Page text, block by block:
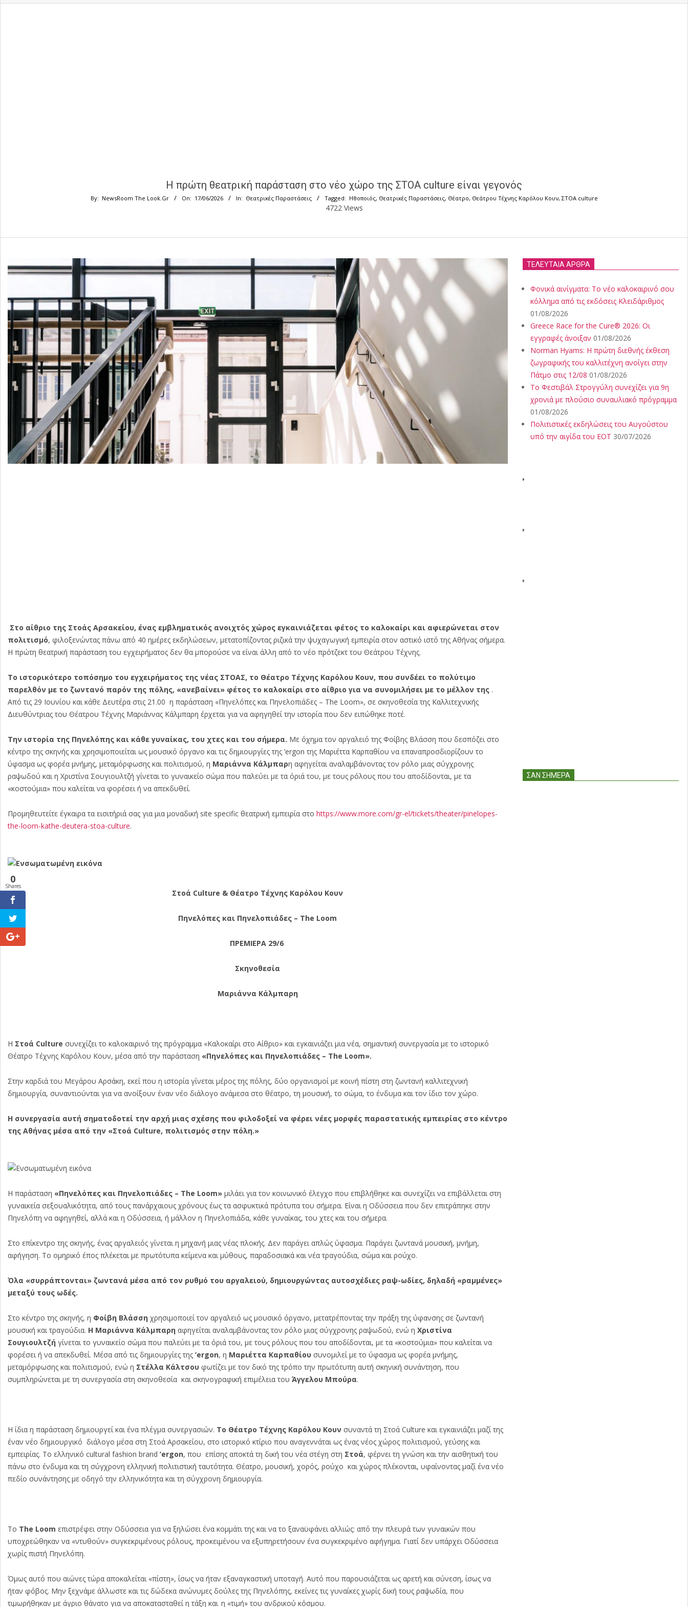
Η πρώτη θεατρική παράσταση στο νέο χώρο της ΣΤΟΑ culture είναι γεγονός
By: NewsRoom The Look.Gr On: 17/06/2026 In: Θεατρικές Παραστάσεις Tagged: Ηθοποιός, Θεατρικές Παραστάσεις, Θέατρο, Θεάτρου Τέχνης Καρόλου Κουν, ΣΤΟΑ culture
4722 Views
Στο αίθριο της Στοάς Αρσακείου, ένας εμβληματικός ανοιχτός χώρος εγκαινιάζεται φέτος το καλοκαίρι και αφιερώνεται στον
πολιτισμό, φιλοξενώντας πάνω από 40 ημέρες εκδηλώσεων, μετατοπίζοντας ριζικά την ψυχαγωγική εμπειρία στον αστικό ιστό της Αθήνας σήμερα.
Η πρώτη θεατρική παράσταση του εγχειρήματος δεν θα μπορούσε να είναι άλλη από το νέο πρότζεκτ του Θεάτρου Τέχνης.
Το ιστορικότερο τοπόσημο του εγχειρήματος της νέας ΣΤΟΑΣ, το Θέατρο Τέχνης Καρόλου Κουν, που συνδέει το πολύτιμο
παρελθόν με το ζωντανό παρόν της πόλης, «ανεβαίνει» φέτος το καλοκαίρι στο αίθριο για να συνομιλήσει με το μέλλον της .
Από τις 29 Ιουνίου και κάθε Δευτέρα στις 21.00 η παράσταση «Πηνελόπες και Πηνελοπιάδες – The Loom», σε σκηνοθεσία της Καλλιτεχνικής
Διευθύντριας του Θέατρου Τέχνης Μαριάννας Κάλμπαρη έρχεται για να αφηγηθεί την ιστορία που δεν ειπώθηκε ποτέ.
Την ιστορία της Πηνελόπης και κάθε γυναίκας, του χτες και του σήμερα. Με όχημα τον αργαλειό της Φοίβης Βλάσση που δεσπόζει στο
κέντρο της σκηνής και χρησιμοποιείται ως μουσικό όργανο και τις δημιουργίες της ’ergon της Μαριέττα Καρπαθίου να επαναπροσδιορίζουν το
ύφασμα ως φορέα μνήμης, μεταμόρφωσης και πολιτισμού, η Μαριάννα Κάλμπαρη αφηγείται αναλαμβάνοντας τον ρόλο μιας σύγχρονης
ραψωδού και η Χριστίνα Σουγιουλτζή γίνεται το γυναικείο σώμα που παλεύει με τα όριά του, με τους ρόλους που του αποδίδονται, με τα
«κοστούμια» που καλείται να φορέσει ή να απεκδυθεί.
Προμηθευτείτε έγκαιρα τα εισιτήριά σας για μια μοναδική site specific θεατρική εμπειρία στο https://www.more.com/gr-el/tickets/theater/pinelopes-
the-loom-kathe-deutera-stoa-culture.
Στοά Culture & Θέατρο Τέχνης Καρόλου Κουν
Πηνελόπες και Πηνελοπιάδες – The Loom
ΠΡΕΜΙΕΡΑ 29/6
Σκηνοθεσία
Μαριάννα Κάλμπαρη
Η Στοά Culture συνεχίζει το καλοκαιρινό της πρόγραμμα «Καλοκαίρι στο Αίθριο» και εγκαινιάζει μια νέα, σημαντική συνεργασία με το ιστορικό
Θέατρο Τέχνης Καρόλου Κουν, μέσα από την παράσταση «Πηνελόπες και Πηνελοπιάδες – The Loom».
Στην καρδιά του Μεγάρου Αρσάκη, εκεί που η ιστορία γίνεται μέρος της πόλης, δύο οργανισμοί με κοινή πίστη στη ζωντανή καλλιτεχνική
δημιουργία, συναντιούνται για να ανοίξουν έναν νέο διάλογο ανάμεσα στο θέατρο, τη μουσική, το σώμα, το ένδυμα και τον ίδιο τον χώρο.
Η συνεργασία αυτή σηματοδοτεί την αρχή μιας σχέσης που φιλοδοξεί να φέρει νέες μορφές παραστατικής εμπειρίας στο κέντρο
της Αθήνας μέσα από την «Στοά Culture, πολιτισμός στην πόλη.»
Η παράσταση «Πηνελόπες και Πηνελοπιάδες – The Loom» μιλάει για τον κοινωνικό έλεγχο που επιβλήθηκε και συνεχίζει να επιβάλλεται στη
γυναικεία σεξουαλικότητα, από τους πανάρχαιους χρόνους έως τα ασφυκτικά πρότυπα του σήμερα. Είναι η Οδύσσεια που δεν επιτράπηκε στην
Πηνελόπη να αφηγηθεί, αλλά και η Οδύσσεια, ή μάλλον η Πηνελοπιάδα, κάθε γυναίκας, του χτες και του σήμερα.
Στο επίκεντρο της σκηνής, ένας αργαλειός γίνεται η μηχανή μιας νέας πλοκής. Δεν παράγει απλώς ύφασμα. Παράγει ζωντανά μουσική, μνήμη,
αφήγηση. Το ομηρικό έπος πλέκεται με πρωτότυπα κείμενα και μύθους, παραδοσιακά και νέα τραγούδια, σώμα και ρούχο.
Όλα «συρράπτονται» ζωντανά μέσα από τον ρυθμό του αργαλειού, δημιουργώντας αυτοσχέδιες ραψ-ωδίες, δηλαδή «ραμμένες»
μεταξύ τους ωδές.
Στο κέντρο της σκηνής, η Φοίβη Βλάσση χρησιμοποιεί τον αργαλειό ως μουσικό όργανο, μετατρέποντας την πράξη της ύφανσης σε ζωντανή
μουσική και τραγούδια. Η Μαριάννα Κάλμπαρη αφηγείται αναλαμβάνοντας τον ρόλο μιας σύγχρονης ραψωδού, ενώ η Χριστίνα
Σουγιουλτζή γίνεται το γυναικείο σώμα που παλεύει με τα όριά του, με τους ρόλους που του αποδίδονται, με τα «κοστούμια» που καλείται να
φορέσει ή να απεκδυθεί. Μέσα από τις δημιουργίες της ’ergon, η Μαριέττα Καρπαθίου συνομιλεί με το ύφασμα ως φορέα μνήμης,
μεταμόρφωσης και πολιτισμού, ενώ η Στέλλα Κάλτσου φωτίζει με τον δικό της τρόπο την πρωτότυπη αυτή σκηνική συνάντηση, που
συμπληρώνεται με τη συνεργασία στη σκηνοθεσία και σκηνογραφική επιμέλεια του Άγγελου Μπούρα.
Η ίδια η παράσταση δημιουργεί και ένα πλέγμα συνεργασιών. Το Θέατρο Τέχνης Καρόλου Κουν συναντά τη Στοά Culture και εγκαινιάζει μαζί της
έναν νέο δημιουργικό διάλογο μέσα στη Στοά Αρσακείου, στο ιστορικό κτίριο που αναγεννάται ως ένας νέος χώρος πολιτισμού, γεύσης και
εμπειρίας. Το ελληνικό cultural fashion brand ’ergon, που επίσης αποκτά τη δική του νέα στέγη στη Στοά, φέρνει τη γνώση και την αισθητική του
πάνω στο ένδυμα και τη σύγχρονη ελληνική πολιτιστική ταυτότητα. Θέατρο, μουσική, χορός, ρούχο και χώρος πλέκονται, υφαίνοντας μαζί ένα νέο
πεδίο συνάντησης με οδηγό την ελληνικότητα και τη σύγχρονη δημιουργία.
Το The Loom επιστρέφει στην Οδύσσεια για να ξηλώσει ένα κομμάτι της και να το ξαναϋφάνει αλλιώς: από την πλευρά των γυναικών που
υποχρεώθηκαν να «ντυθούν» συγκεκριμένους ρόλους, προκειμένου να εξυπηρετήσουν ένα συγκεκριμένο αφήγημα. Γιατί δεν υπάρχει Οδύσσεια
χωρίς πιστή Πηνελόπη.
Όμως αυτό που αιώνες τώρα αποκαλείται «πίστη», ίσως να ήταν εξαναγκαστική υποταγή. Αυτό που παρουσιάζεται ως αρετή και σύνεση, ίσως να
ήταν φόβος. Μην ξεχνάμε άλλωστε και τις δώδεκα ανώνυμες δούλες της Πηνελόπης, εκείνες τις γυναίκες χωρίς δική τους ραψωδία, που
τιμωρήθηκαν με άγριο θάνατο για να αποκατασταθεί η τάξη και η «τιμή» του ανδρικού κόσμου.
ΤΕΛΕΥΤΑΙΑ ΑΡΘΡΑ
Φονικά αινίγματα: Το νέο καλοκαιρινό σου
κόλλημα από τις εκδόσεις Κλειδάριθμος
01/08/2026
Greece Race for the Cure® 2026: Οι
εγγραφές άνοιξαν 01/08/2026
Norman Hyams: Η πρώτη διεθνής έκθεση
ζωγραφικής του καλλιτέχνη ανοίγει στην
Πάτμο στις 12/08 01/08/2026
Το Φεστιβάλ Στρογγύλη συνεχίζει για 9η
χρονιά με πλούσιο συναυλιακό πρόγραμμα
01/08/2026
Πολιτιστικές εκδηλώσεις του Αυγούστου
υπό την αιγίδα του ΕΟΤ 30/07/2026
ΣΑΝ ΣΉΜΕΡΑ
0
Shares